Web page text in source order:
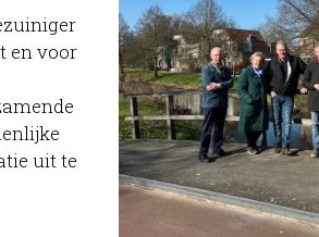
en voor
uit te